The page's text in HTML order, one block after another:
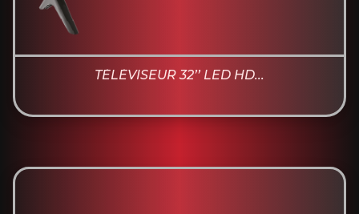
TÉLÉVISEUR 32’’ LED HD...